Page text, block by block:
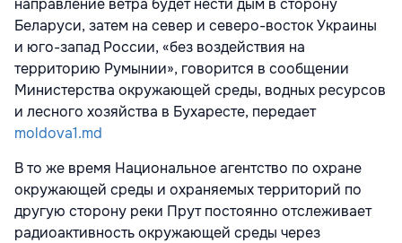
Беларуси, затем на север и северо-восток Украины
и юго-запад России, «без воздействия на
территорию Румынии», говорится в сообщении
Министерства окружающей среды, водных ресурсов
и лесного хозяйства в Бухаресте, передает
moldova1.md
В то же время Национальное агентство по охране
окружающей среды и охраняемых территорий по
другую сторону реки Прут постоянно отслеживает
радиоактивность окружающей среды через